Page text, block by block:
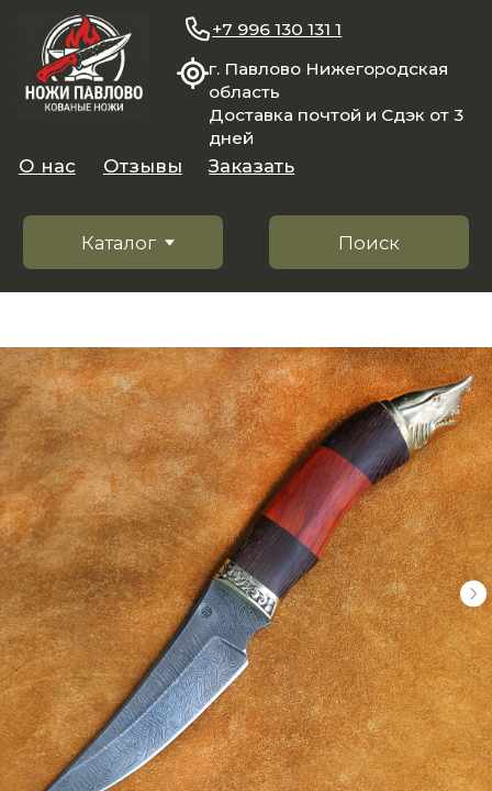
область
Доставка почтой и Сдэк от 3
Поиск
Каталог
Заказать
+7 996 130 131 1